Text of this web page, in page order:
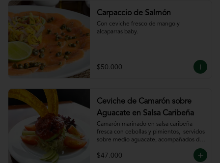
Carpaccio de Salmón
Con ceviche fresco de mango y
alcaparras baby.
$50.000
Ceviche de Camarón sobre
Aguacate en Salsa Caribeña
Camarón marinado en salsa caribeña
fresca con cebollas y pimientos,  servidos
sobre medio aguacate, acompañados de
$47.000